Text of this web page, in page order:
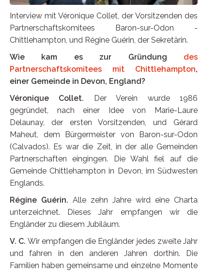
Interview mit Véronique Collet, der Vorsitzenden des
Partnerschaftskomitees Baron-sur-Odon -
Chittlehampton, und Régine Guérin, der Sekretärin.
Wie kam es zur Gründung des
Partnerschaftskomitees mit Chittlehampton,
einer Gemeinde in Devon, England?
Véronique Collet. Der Verein wurde 1986
gegründet, nach einer Idee von Marie-Laure
Delaunay, der ersten Vorsitzenden, und Gérard
Maheut, dem Bürgermeister von Baron-sur-Odon
(Calvados). Es war die Zeit, in der alle Gemeinden
Partnerschaften eingingen. Die Wahl fiel auf die
Gemeinde Chittlehampton in Devon, im Südwesten
Englands.
Régine Guérin. Alle zehn Jahre wird eine Charta
unterzeichnet. Dieses Jahr empfangen wir die
Engländer zu diesem Jubiläum.
V. C. Wir empfangen die Engländer jedes zweite Jahr
und fahren in den anderen Jahren dorthin. Die
Familien haben gemeinsame und einzelne Momente